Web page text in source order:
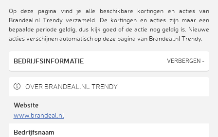
Op deze pagina vind je alle beschikbare kortingen en acties van
Brandeal.nl Trendy verzameld. De kortingen en acties zijn maar een
bepaalde periode geldig, dus kijk goed of de actie nog geldig is. Nieuwe
acties verschijnen automatisch op deze pagina van Brandeal.nl Trendy.
BEDRIJFSINFORMATIE VERBERGEN -
OVER BRANDEAL.NL TRENDY
Website
www.brandeal.nl
Bedrijfsnaam